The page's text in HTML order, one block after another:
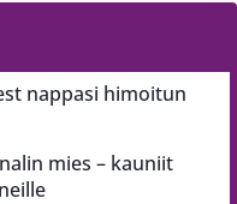
nappasi himoitun
mies – kauniit